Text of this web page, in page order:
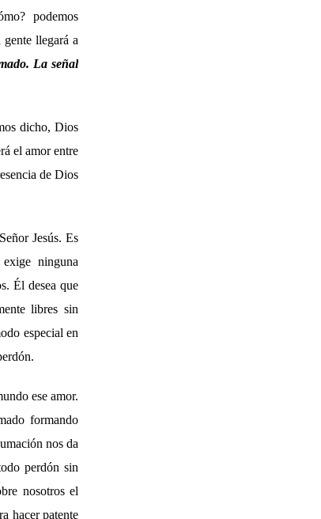
podemos
llegará a
La señal
dicho, Dios
el amor entre
de Dios
Jesús. Es
ninguna
Él desea que
libres sin
especial en
ese amor.
formando
nos da
perdón sin
nosotros el
hacer patente